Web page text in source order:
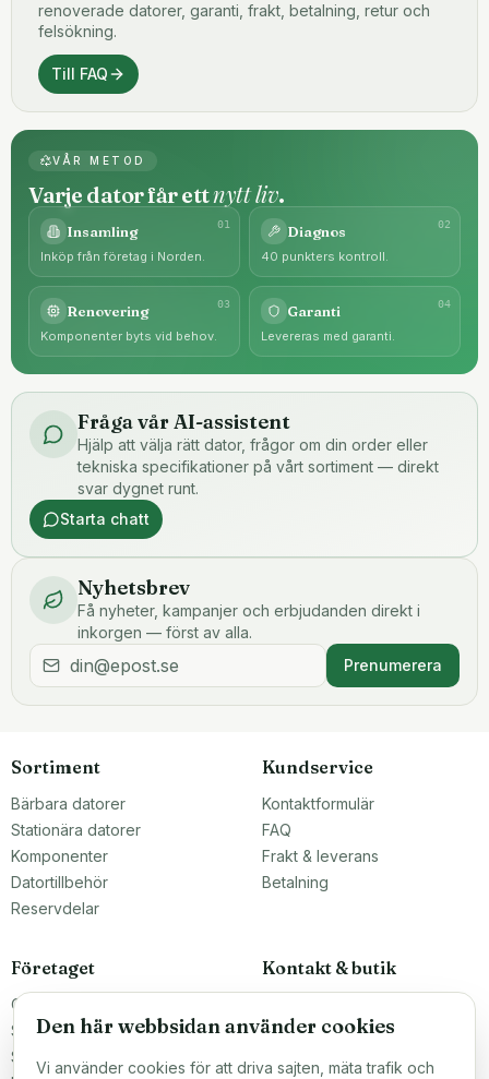
renoverade datorer, garanti, frakt, betalning, retur och
felsökning.
Till FAQ
VÅR METOD
Varje dator får ettnytt liv.
01
Insamling
Inköp från företag i Norden.
02
Diagnos
40 punkters kontroll.
03
Renovering
Komponenter byts vid behov.
04
Garanti
Levereras med garanti.
Fråga vår AI-assistent
Hjälp att välja rätt dator, frågor om din order eller
tekniska specifikationer på vårt sortiment — direkt
svar dygnet runt.
Starta chatt
Nyhetsbrev
Få nyheter, kampanjer och erbjudanden direkt i
inkorgen — först av alla.
Prenumerera
Sortiment
Bärbara datorer
Stationära datorer
Komponenter
Datortillbehör
Reservdelar
Kundservice
Kontaktformulär
FAQ
Frakt & leverans
Betalning
Företaget
Om oss
Större inköp?
Sälj till oss
Kontakt & butik
Malmö, Sverige
Den här webbsidan använder cookies
Vi använder cookies för att driva sajten, mäta trafik och